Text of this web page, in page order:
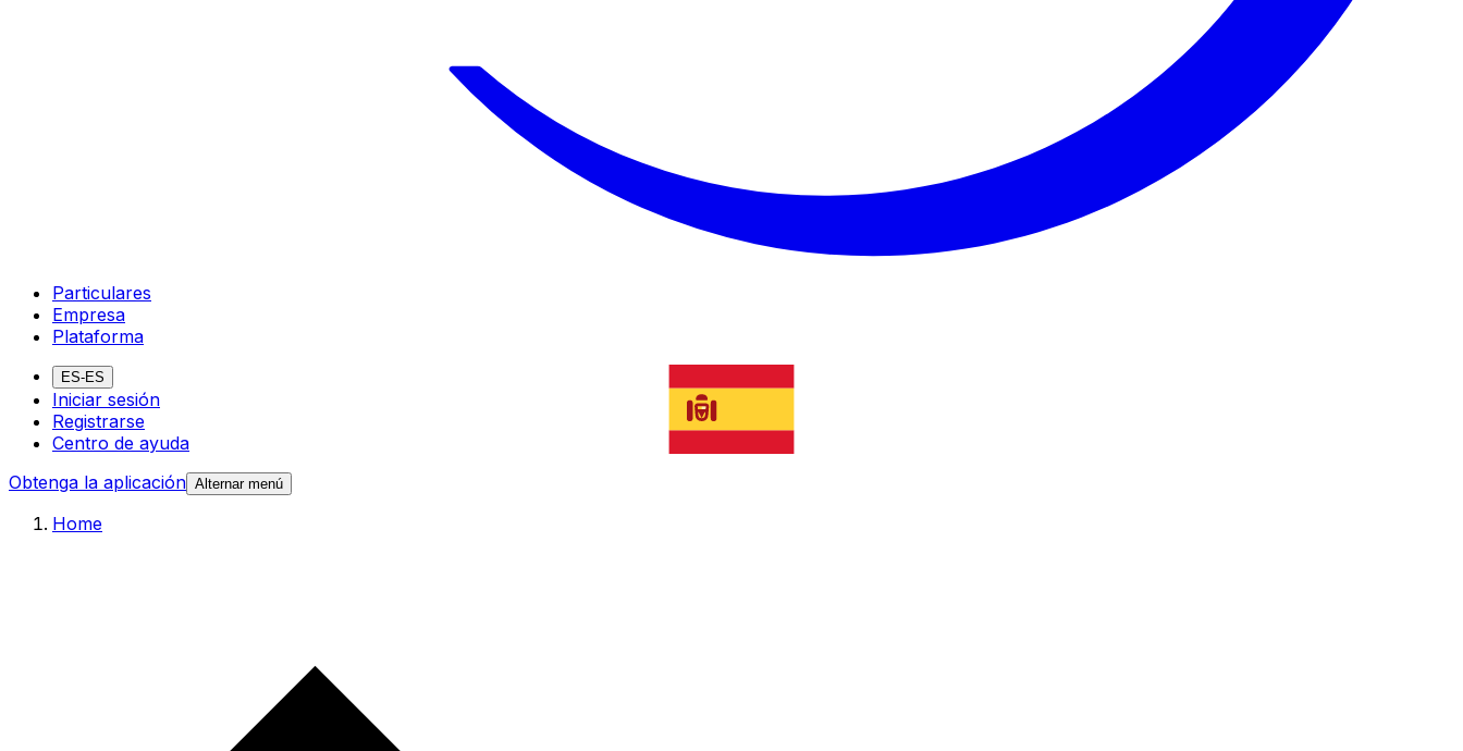
Particulares
Empresa
Plataforma
ES-ES
Iniciar sesión
Registrarse
Centro de ayuda
Obtenga la aplicación Alternar menú
Home